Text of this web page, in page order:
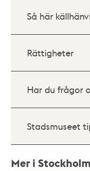
Så här
Rättigheter
Har du frågor
Stadsmuseet
Mer i